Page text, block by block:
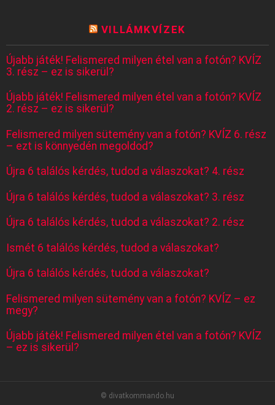
VILLÁMKVÍZEK
Újabb játék! Felismered milyen étel van a fotón? KVÍZ
3. rész – ez is sikerül?
Újabb játék! Felismered milyen étel van a fotón? KVÍZ
2. rész – ez is sikerül?
Felismered milyen sütemény van a fotón? KVÍZ 6. rész
– ezt is könnyedén megoldod?
Újra 6 találós kérdés, tudod a válaszokat? 4. rész
Újra 6 találós kérdés, tudod a válaszokat? 3. rész
Újra 6 találós kérdés, tudod a válaszokat? 2. rész
Ismét 6 találós kérdés, tudod a válaszokat?
Újra 6 találós kérdés, tudod a válaszokat?
Felismered milyen sütemény van a fotón? KVÍZ – ez
megy?
Újabb játék! Felismered milyen étel van a fotón? KVÍZ
– ez is sikerül?
© divatkommando.hu